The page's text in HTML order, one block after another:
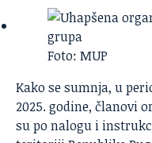
Foto: MUP
Kako se sumnja, u
2025. godine, članovi
su po nalogu i